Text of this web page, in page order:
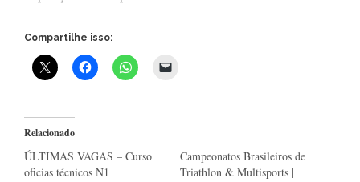
Compartilhe isso:
Relacionado
ÚLTIMAS VAGAS – Curso
oficias técnicos N1
Campeonatos Brasileiros de
Triathlon & Multisports |